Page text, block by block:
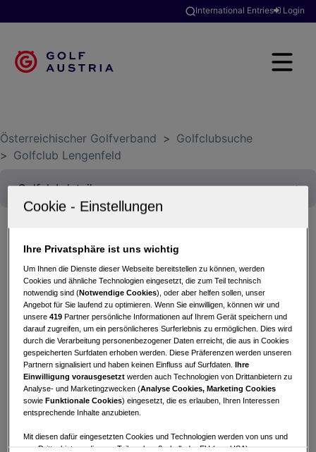
International Entries Login
Österreichischer Golfverband > Golfclubsuche
> Golfclub Lengenfeld
12.09.2026 - Texas Scramble (Stableford - 2
Spieler)
Golfclub Lengenfeld
Turnierinfo
Nennliste
Turnierinfo
Datum:
12.09.2026
Modus:
Scramble
HCP-Limit:
54
Ihre Privatsphäre ist uns wichtig
Um Ihnen die Dienste dieser Webseite bereitstellen zu können, werden
Cookies und ähnliche Technologien eingesetzt, die zum Teil technisch
notwendig sind (Notwendige Cookies), oder aber helfen sollen, unser
Angebot für Sie laufend zu optimieren. Wenn Sie einwilligen, können wir und
unsere419 Partner persönliche Informationen auf Ihrem Gerät speichern und
darauf zugreifen, um ein persönlicheres Surferlebnis zu ermöglichen. Dies wird
durch die Verarbeitung personenbezogener Daten erreicht, die aus in Cookies
gespeicherten Surfdaten erhoben werden. Diese Präferenzen werden unseren
Partnern signalisiert und haben keinen Einfluss auf Surfdaten.Ihre
Einwilligung vorausgesetzt werden auch Technologien von Drittanbietern zu
Analyse- und Marketingzwecken (Analyse Cookies, Marketing Cookies
sowieFunktionale Cookies) eingesetzt, die es erlauben, Ihren Interessen
entsprechende Inhalte anzubieten.
Mit diesen dafür eingesetzten Cookies und Technologien werden von uns und
von Drittanbietern, die zum Teil auch außerhalb der EU (u.a. USA)